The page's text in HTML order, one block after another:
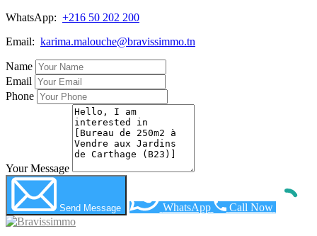
WhatsApp: ‭+216 50 202 200‬
Email: karima.malouche@bravissimmo.tn
Name
Email
Phone
Your Message
Send Message WhatsApp Call Now